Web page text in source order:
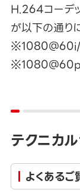
H.264コーデ
が以下の通り
※1080＠60i/
※1080＠60p
テクニカ
よくあるご